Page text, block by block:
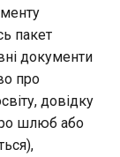
пакет
документи
про
довідку
шлюб або